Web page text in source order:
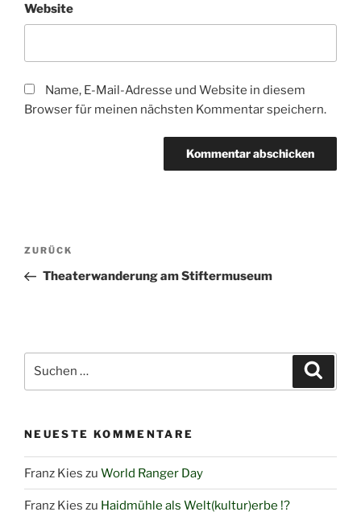
Website
Name, E-Mail-Adresse und Website in diesem
Browser für meinen nächsten Kommentar speichern.
Beitragsnavigation
Vorheriger
Beitrag
ZURÜCK
Theaterwanderung am Stiftermuseum
nach:
NEUESTE KOMMENTARE
Franz Kies zu World Ranger Day
Franz Kies zu Haidmühle als Welt(kultur)erbe !?